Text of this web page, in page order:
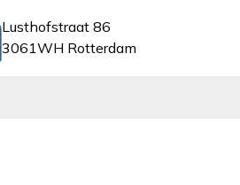
Lusthofstraat 86
3061WH Rotterdam